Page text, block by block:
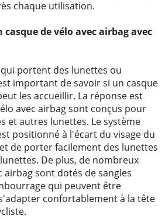
chaque utilisation.
de vélo avec airbag avec
qui portent des lunettes ou
important de savoir si un casque
les accueillir. La réponse est
avec airbag sont conçus pour
et autres lunettes. Le système
positionné à l'écart du visage du
de porter facilement des lunettes
De plus, de nombreux
airbag sont dotés de sangles
qui peuvent être
confortablement à la tête